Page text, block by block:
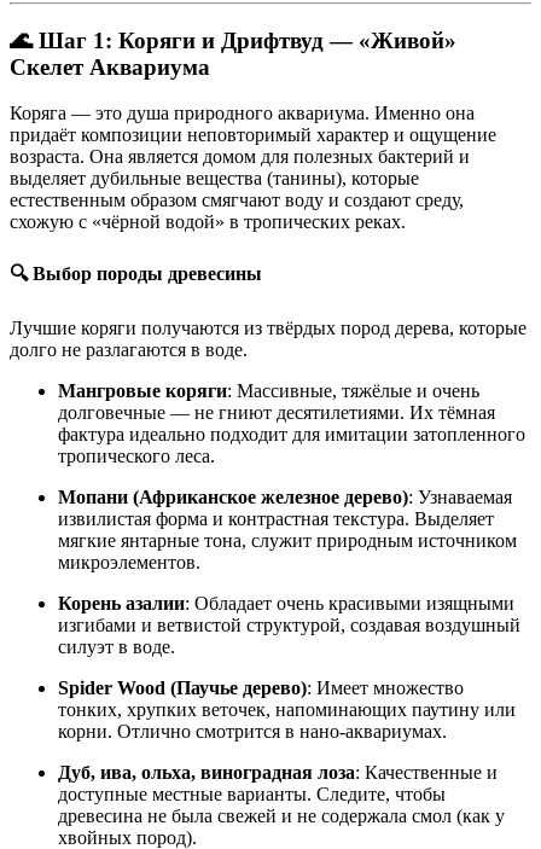
🌊 Шаг 1: Коряги и Дрифтвуд — «Живой»
Скелет Аквариума
Коряга — это душа природного аквариума. Именно она
придаёт композиции неповторимый характер и ощущение
возраста. Она является домом для полезных бактерий и
выделяет дубильные вещества (танины), которые
естественным образом смягчают воду и создают среду,
схожую с «чёрной водой» в тропических реках.
🔍 Выбор породы древесины
Лучшие коряги получаются из твёрдых пород дерева, которые
долго не разлагаются в воде.
Мангровые коряги: Массивные, тяжёлые и очень
долговечные — не гниют десятилетиями. Их тёмная
фактура идеально подходит для имитации затопленного
тропического леса.
Мопани (Африканское железное дерево): Узнаваемая
извилистая форма и контрастная текстура. Выделяет
мягкие янтарные тона, служит природным источником
микроэлементов.
Корень азалии: Обладает очень красивыми изящными
изгибами и ветвистой структурой, создавая воздушный
силуэт в воде.
Spider Wood (Паучье дерево): Имеет множество
тонких, хрупких веточек, напоминающих паутину или
корни. Отлично смотрится в нано-аквариумах.
Дуб, ива, ольха, виноградная лоза: Качественные и
доступные местные варианты. Следите, чтобы
древесина не была свежей и не содержала смол (как у
хвойных пород).